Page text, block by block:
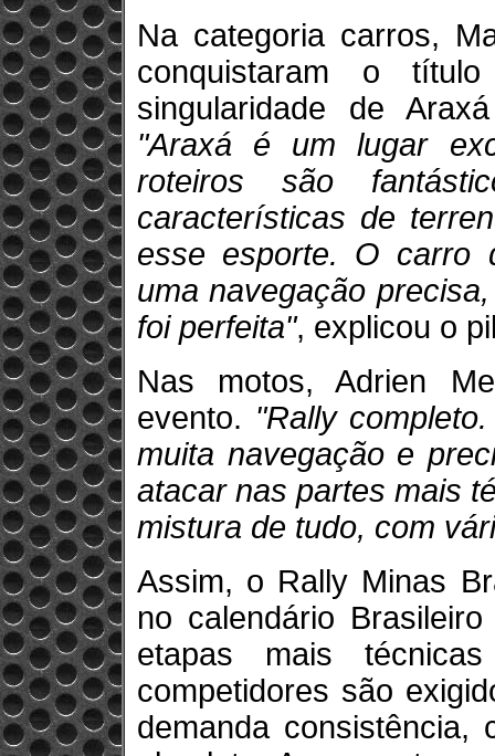
Na categoria carros,
conquistaram o
singularidade de
"Araxá é um lugar
roteiros são
características de
esse esporte. O carro
uma navegação
foi perfeita", explicou o
Nas motos, Adrien
evento. "Rally
muita navegação e
atacar nas partes mais
mistura de tudo, com
Assim, o Rally Minas
no calendário
etapas mais
competidores são
demanda consistência,